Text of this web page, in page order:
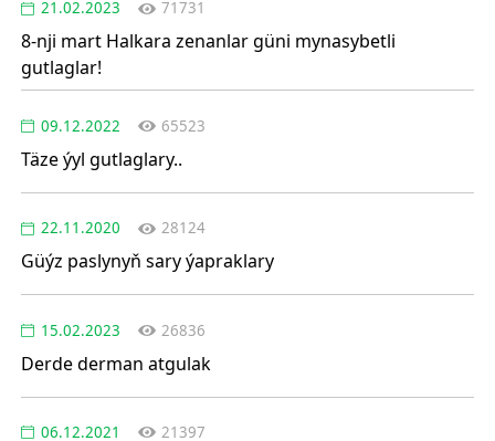
21.02.2023 71731
8-nji mart Halkara zenanlar güni mynasybetli
gutlaglar!
09.12.2022 65523
Täze ýyl gutlaglary..
22.11.2020 28124
Güýz paslynyň sary ýapraklary
15.02.2023 26836
Derde derman atgulak
06.12.2021 21397